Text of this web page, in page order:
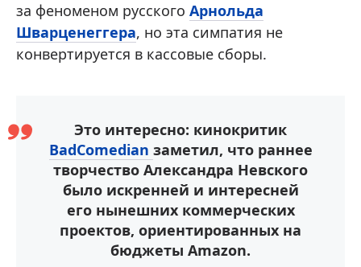
за феноменом русского Арнольда
Шварценеггера, но эта симпатия не
конвертируется в кассовые сборы.
Это интересно: кинокритик
BadComedian заметил, что раннее
творчество Александра Невского
было искренней и интересней
его нынешних коммерческих
проектов, ориентированных на
бюджеты Amazon.